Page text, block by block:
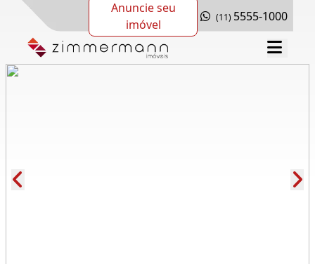
Anuncie seu
imóvel
(11) 5555-1000